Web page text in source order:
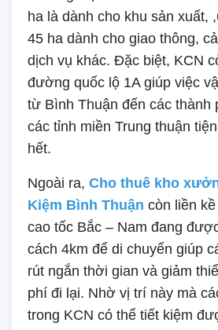
ha là dành cho khu sản xuất,
45 ha dành cho giao thông,
dịch vụ khác. Đặc biệt, KCN
đường quốc lộ 1A giúp việc
từ Bình Thuận đến các thành
các tỉnh miền Trung thuận
hết.
Ngoài ra, Cho thuê kho
Kiệm Bình Thuận còn liền
cao tốc Bắc – Nam đang
cách 4km để di chuyển giúp
rút ngắn thời gian và giảm
phí đi lại. Nhờ vị trí này mà
trong KCN có thể tiết kiệm